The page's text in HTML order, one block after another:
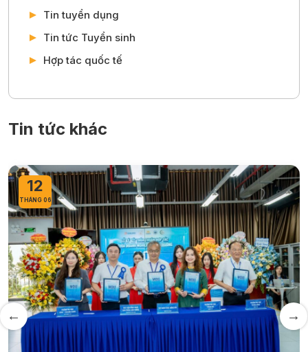
Tin tuyển dụng
Tin tức Tuyển sinh
Hợp tác quốc tế
Tin tức khác
12
THÁNG 06